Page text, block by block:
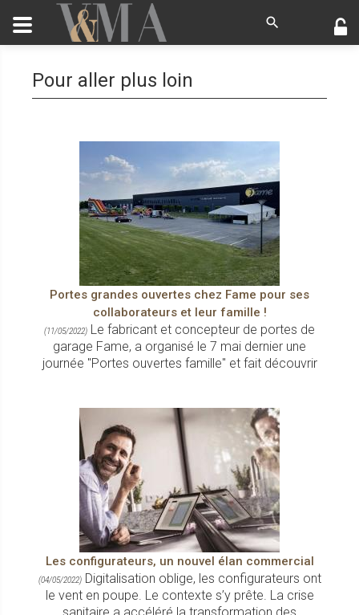
Pour aller plus loin
Portes grandes ouvertes chez Fame pour ses
collaborateurs et leur famille !
(11/05/2022) Le fabricant et concepteur de portes de
garage Fame, a organisé le 7 mai dernier une
journée ''Portes ouvertes famille'' et fait découvrir
Les configurateurs, un nouvel élan commercial
(04/05/2022)Digitalisation oblige, les configurateurs ont
le vent en poupe. Le contexte s’y prête. La crise